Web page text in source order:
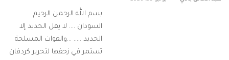
بسم الله الرحمن الرحيم
السودان .... لا يفل الحديد إلا
الحديد ..... ...والقوات المسلحة
تستمر في زحفها لتحرير كردفان